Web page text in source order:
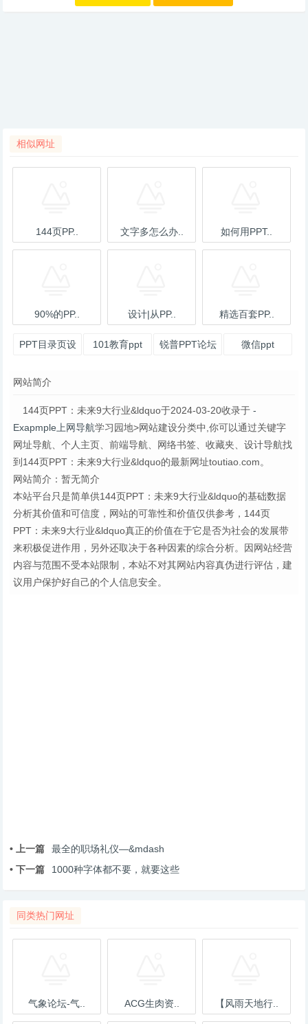
相似网址
144页PP.. 文字多怎么办.. 如何用PPT..
90%的PP.. 设计|从PP.. 精选百套PP..
PPT目录页设
高手告诉你看
这
101教育ppt 锐普PPT论坛 微信ppt
网站简介
144页PPT：未来9大行业&ldquo于2024-03-20收录于 -
Exapmple上网导航学习园地>网站建设分类中,你可以通过关键字
网址导航、个人主页、前端导航、网络书签、收藏夹、设计导航找
到144页PPT：未来9大行业&ldquo的最新网址toutiao.com。
网站简介：暂无简介
本站平台只是简单供144页PPT：未来9大行业&ldquo的基础数据
分析其价值和可信度，网站的可靠性和价值仅供参考，144页
PPT：未来9大行业&ldquo真正的价值在于它是否为社会的发展带
来积极促进作用，另外还取决于各种因素的综合分析。因网站经营
内容与范围不受本站限制，本站不对其网站内容真伪进行评估，建
议用户保护好自己的个人信息安全。
• 上一篇
最全的职场礼仪—&mdash
• 下一篇
1000种字体都不要，就要这些
同类热门网址
气象论坛-气.. ACG生肉资.. 【风雨天地行..